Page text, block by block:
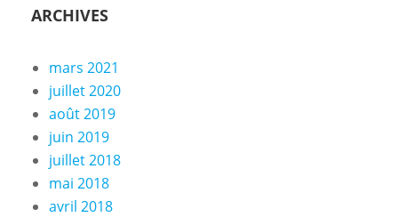
ARCHIVES
mars 2021
juillet 2020
août 2019
juin 2019
juillet 2018
mai 2018
avril 2018